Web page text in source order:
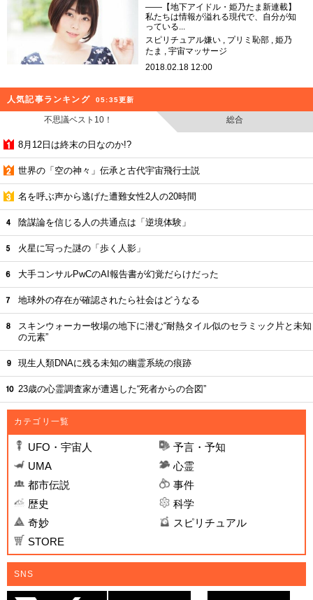
——【地下アイドル・姫乃たま新連載】
私たちは情報が溢れる現代で、自分が知
っている...
スピリチュアル嫌い
プリミ恥部
姫乃
たま
宇宙マッサージ
2018.02.18 12:00
人気記事ランキング 05:35更新
不思議ベスト10！ 総合
8月12日は終末の日なのか!?
世界の「空の神々」伝承と古代宇宙飛行士説
名を呼ぶ声から逃げた遭難女性2人の20時間
陰謀論を信じる人の共通点は「逆境体験」
火星に写った謎の「歩く人影」
大手コンサルPwCのAI報告書が幻覚だらけだった
地球外の存在が確認されたら社会はどうなる
スキンウォーカー牧場の地下に潜む“耐熱タイル似のセラミック片と未知
の元素”
現生人類DNAに残る未知の幽霊系統の痕跡
23歳の心霊調査家が遭遇した“死者からの合図”
カテゴリ一覧
UFO・宇宙人
予言・予知
UMA
心霊
都市伝説
事件
歴史
科学
奇妙
スピリチュアル
STORE
SNS